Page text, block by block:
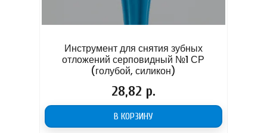
Инструмент для снятия зубных
отложений серповидный №1 СР
(голубой, силикон)
Цена
28,82 р.
В КОРЗИНУ